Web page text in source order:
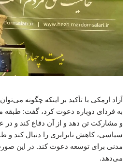
آزاد ارمکی با تأکید بر اینکه چگونه
به فردای دوباره دعوت کرد، گفت: طبقه
و مشارکت تن دهد و از آن دفاع کند و در
سیاسی، کاهش نابرابری را دنبال کند و
مدنی برای توسعه دعوت کند. در این
می‌دهد.